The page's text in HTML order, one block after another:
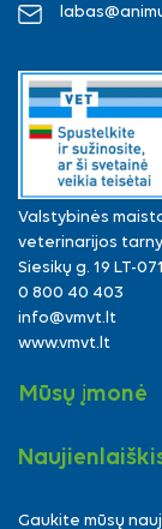
Valstybinės
veterinarijos
Siesikų g. 19 LT-
0 800 40 403
info@vmvt.lt
www.vmvt.lt
Mūsų įmonė
Gaukite mūsų